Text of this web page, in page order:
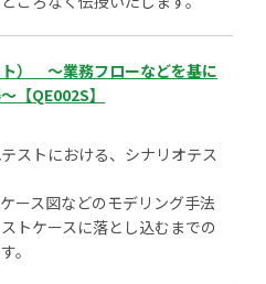
） ～業務フローなどを基に
【QE002S】
ストにおける、シナリオテス
ース図などのモデリング手法
トケースに落とし込むまでの
。